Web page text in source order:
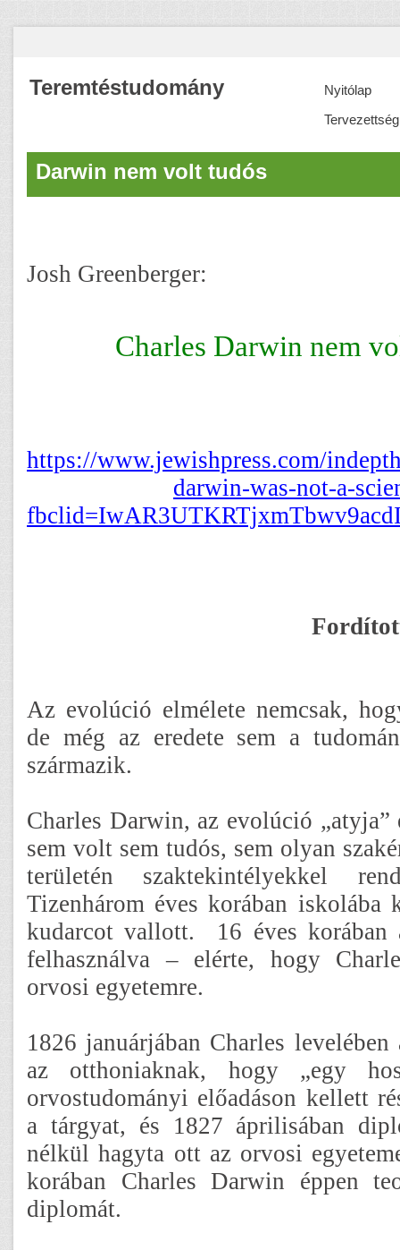
Teremtéstudomány
Nyitólap
Tervezettség
Darwin nem volt tudós
Josh Greenberger:
Charles Darwin nem
https://www.jewishpress.com/
darwin-was-not-a-
Az evolúció elmélete nemcsak,
de még az eredete sem a
származik.
Charles Darwin, az evolúció „atyja”
sem volt sem tudós, sem olyan
területén szaktekintélyekkel
Tizenhárom éves korában iskolába
kudarcot vallott.
16 éves
felhasználva – elérte, hogy
orvosi egyetemre.
1826 januárjában Charles levelében
az otthoniaknak, hogy „egy
orvostudományi előadáson kellett
a tárgyat, és 1827 áprilisában
nélkül hagyta ott az orvosi
korában Charles Darwin éppen
diplomát.